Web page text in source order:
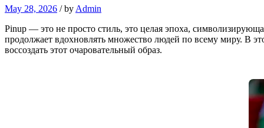
May 28, 2026 /by Admin
Pinup — это не просто стиль, это целая эпоха,
продолжает вдохновлять множество людей по всему миру. В
воссоздать этот очаровательный образ.